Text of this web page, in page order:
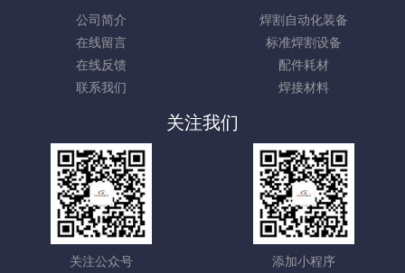
公司简介
在线留言
在线反馈
联系我们
焊割自动化装备
标准焊割设备
配件耗材
焊接材料
关注我们
关注公众号 添加小程序